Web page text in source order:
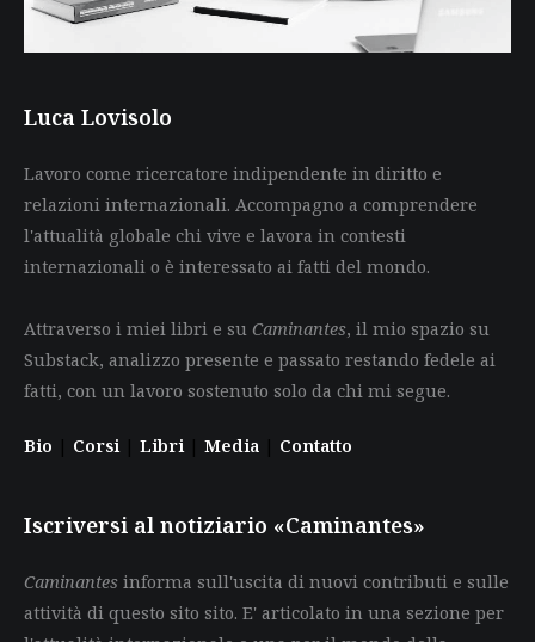
Luca Lovisolo
Lavoro come ricercatore indipendente in diritto e
relazioni internazionali. Accompagno a comprendere
l'attualità globale chi vive e lavora in contesti
internazionali o è interessato ai fatti del mondo.
Attraverso i miei libri e su Caminantes, il mio spazio su
Substack, analizzo presente e passato restando fedele ai
fatti, con un lavoro sostenuto solo da chi mi segue.
Bio | Corsi | Libri | Media | Contatto
Iscriversi al notiziario «Caminantes»
Caminantes informa sull'uscita di nuovi contributi e sulle
attività di questo sito sito. E' articolato in una sezione per